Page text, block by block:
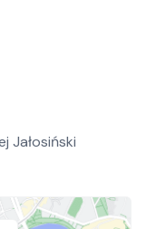
Jałosiński